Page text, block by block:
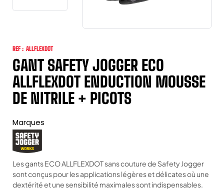
REF : ALLFLEXDOT
GANT SAFETY JOGGER ECO
ALLFLEXDOT ENDUCTION MOUSSE
DE NITRILE + PICOTS
Marques
Les gants ECO ALLFLEXDOT sans couture de Safety Jogger
sont conçus pour les applications légères et délicates où une
dextérité et une sensibilité maximales sont indispensables.